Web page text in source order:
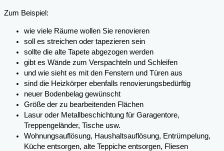
Zum Beispiel:
wie viele Räume wollen Sie renovieren
soll es streichen oder tapezieren sein
sollte die alte Tapete abgezogen werden
gibt es Wände zum Verspachteln und Schleifen
und wie sieht es mit den Fenstern und Türen aus
sind die Heizkörper ebenfalls renovierungsbedürftig
neuer Bodenbelag gewünscht
Größe der zu bearbeitenden Flächen
Lasur oder Metallbeschichtung für Garagentore,
Treppengeländer, Tische usw.
Wohnungsauflösung, Haushaltsauflösung, Entrümpelung,
Küche entsorgen, alte Teppiche entsorgen, Fliesen